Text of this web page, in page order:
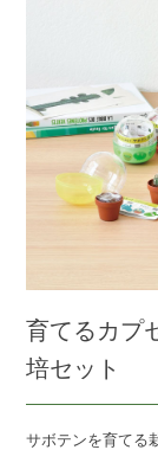
育てるカプ
培セット
サボテンを育てる